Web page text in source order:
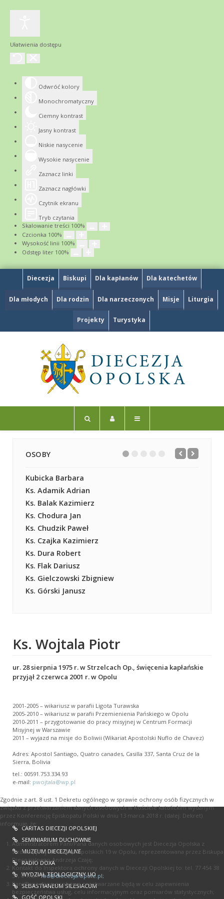
Ułatwienia dostępu
Odwróć kolory
Monochromatyczny
Ciemny kontrast
Jasny kontrast
Niskie nasycenie
Wysokie nasycenie
Zaznacz linki
Zaznacz nagłówki
Czytnik ekranu
Tryb czytania
Skalowanie treści 100%
Czcionka 100%
Wysokość linii 100%
Odstęp liter 100%
Diecezja Biskupi Dla kapłanów Dla katechetów
Dla młodych Dla rodzin Dla narzeczonych Misje Liturgia
Projekty Turystyka
OSOBY
Kubicka Barbara
Ks. Adamik Adrian
Ks. Balak Kazimierz
Ks. Chodura Jan
Ks. Chudzik Paweł
Ks. Czajka Kazimierz
Ks. Dura Robert
Ks. Flak Dariusz
Ks. Gielczowski Zbigniew
Ks. Górski Janusz
Ks. Wojtala Piotr
ur. 28 sierpnia 1975 r. w Strzelcach Op., święcenia kapłańskie
przyjął 2 czerwca 2001 r. w Opolu
2001-2005 – wikariusz w parafii Ligota Turawska
2005-2010 – wikariusz w parafii Przemienienia Pańskiego w Opolu
2010-2011 – przygotowanie do pracy misyjnej w Centrum Formacji
Misyjnej w Warszawie
2011 – wyjazd na misje do Boliwii (Wikariat Apostolski Nuflo de Chavez)
Adres: Apostol Santiago, Quatro canades, Casilla 337, Santa Cruz de la
Sierra, Bolivia
tel.: 00591.753.334.93
e-mail: pwojtala@wp.pl
CARITAS DIECEZJI OPOLSKIEJ
SEMINIARIUM DUCHOWNE
MUZEUM DIECEZJALNE
RADIO DOXA
WYDZIAŁ TEOLOGICZNY UO
SEBASTIANEUM SILESIACUM
GOŚĆ OPOLSKI
Zgodnie z art. 8 ust. 1 Dekretu ogólnego w sprawie ochrony osób fizycznych w
związku z przetwarzaniem danych osobowych w Kościele katolickim wydanym
przez Konferencję Episkopatu Polski w dniu 13 marca 2018 r. (dalej: Dekret)
informuję, że:
Administratorem Pani/Pana danych osobowych jest Diecezja Opolska z
siedzibą przy ul. Książąt Opolskich 19 w Opolu, reprezentowana przez Biskupa
Diecezjalnego Andrzeja Czaję;
Kontakt do Inspektora ochrony danych w Diecezji Opolskiej to: tel. 77 454 38
37, e-mail:iod@diecezja.opole.pl;
Pani/Pana dane osobowe przetwarzane będą w celu zapewnienia
bezpieczeństwa usług, celu informacyjnym oraz pomiarów statystycznych;